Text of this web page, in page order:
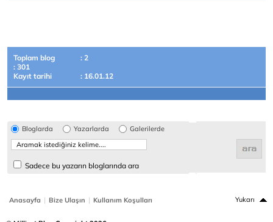
Toplam blog
: 2
: 301
Kayıt tarihi
: 16.01.12
Bloglarda Yazarlarda Galerilerde
Sadece bu yazarın bloglarında ara
Anasayfa | Bize Ulaşın | Kullanım Koşulları Yukarı